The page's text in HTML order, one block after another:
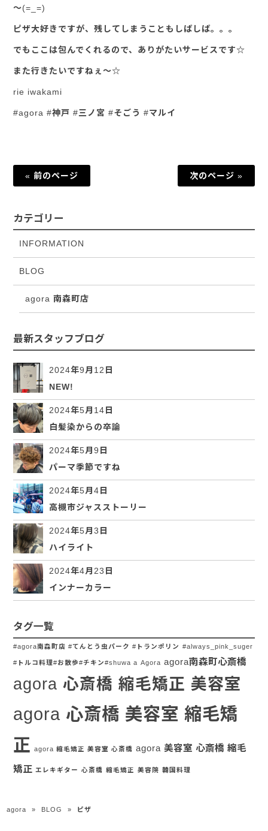
～(=_=)
ピザ大好きですが、残してしまうこともしばしば。。。
でもここは包んでくれるので、ありがたいサービスです☆
また行きたいですねぇ～☆
rie iwakami
#agora #神戸 #三ノ宮 #そごう #マルイ
« 前のページ 次のページ »
カテゴリー
INFORMATION
BLOG
agora 南森町店
最新スタッフブログ
2024年9月12日
NEW!
2024年5月14日
白髪染からの卒論
2024年5月9日
パーマ季節ですね
2024年5月4日
高槻市ジャスストーリー
2024年5月3日
ハイライト
2024年4月23日
インナーカラー
タグ一覧
#agora南森町店 #てんとう虫パーク #トランポリン #always_pink_suger
#トルコ料理#お散歩#チキン#shuwa a Agora agora南森町心斎橋
agora 心斎橋 縮毛矯正 美容室
agora 心斎橋 美容室 縮毛矯
正 agora 縮毛矯正 美容室 心斎橋 agora 美容室 心斎橋 縮毛
矯正 エレキギター 心斎橋 縮毛矯正 美容院 韓国料理
agora » BLOG » ピザ